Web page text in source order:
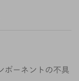
ポーネントの不具